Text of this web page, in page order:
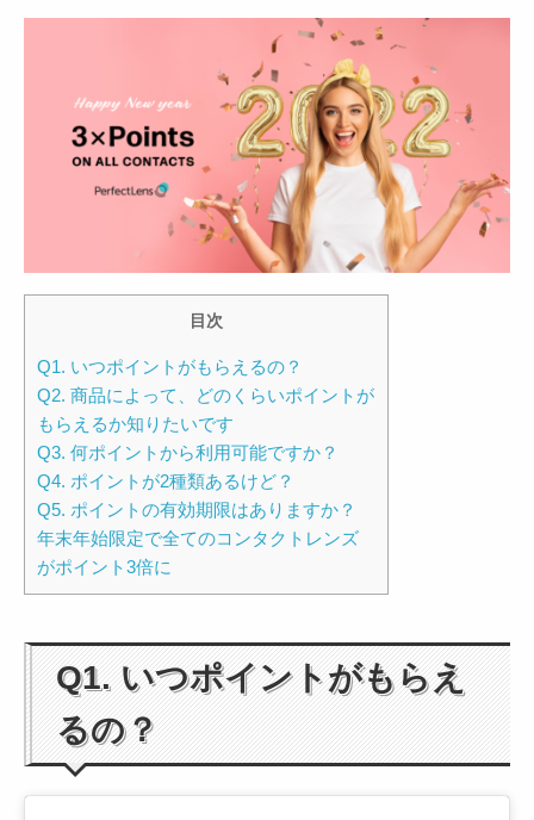
目次
Q1. いつポイントがもらえるの？
Q2. 商品によって、どのくらいポイントが
もらえるか知りたいです
Q3. 何ポイントから利用可能ですか？
Q4. ポイントが2種類あるけど？
Q5. ポイントの有効期限はありますか？
年末年始限定で全てのコンタクトレンズ
がポイント3倍に
Q1. いつポイントがもらえ
るの？